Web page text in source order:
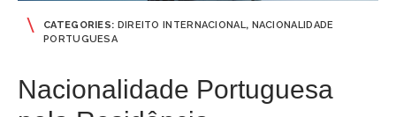
CATEGORIES: DIREITO INTERNACIONAL, NACIONALIDADE
PORTUGUESA
Nacionalidade Portuguesa